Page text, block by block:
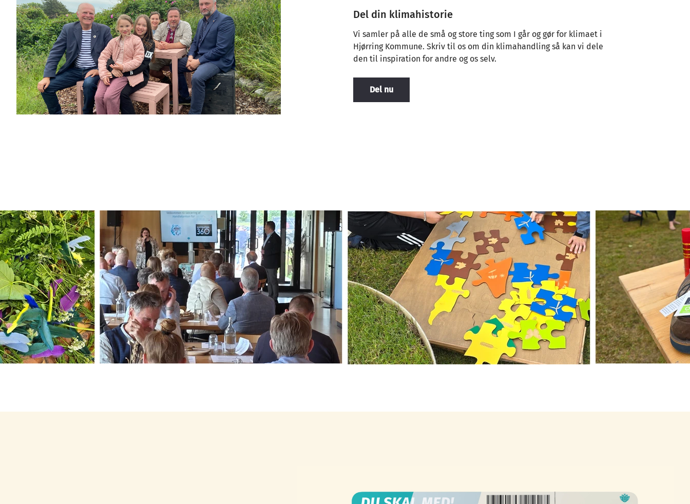
Del din klimahistorie
Vi samler på alle de små og store ting som I går og gør for klimaet i
Hjørring Kommune. Skriv til os om din klimahandling så kan vi dele
den til inspiration for andre og os selv.
Del nu